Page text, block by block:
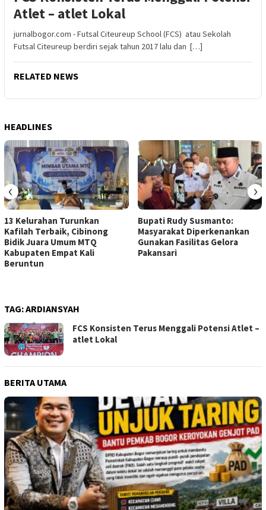
Atlet – atlet Lokal
jurnalbogor.com - Futsal Citeureup School (FCS) atau Sekolah
Futsal Citeureup berdiri sejak tahun 2017 lalu dan […]
RELATED NEWS
HEADLINES
13 Kelurahan Turunkan
Kafilah Terbaik, Cibinong
Bidik Juara Umum MTQ
Kabupaten Empat Kali
Beruntun
Bupati Rudy Susmanto:
Masyarakat Diperkenankan
Gunakan Fasilitas Gelora
Pakansari
‹ ›
TAG:ARDIANSYAH
FCS Konsisten Terus Menggali Potensi Atlet –
atlet Lokal
BERITA UTAMA